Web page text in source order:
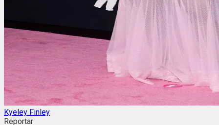
Kyeley Finley
Reportar